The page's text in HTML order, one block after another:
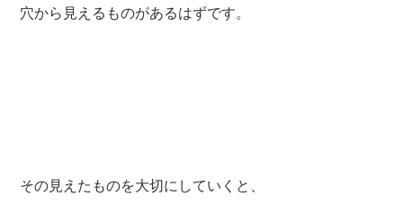
穴から見えるものがあるはずです。
その見えたものを大切にしていくと、